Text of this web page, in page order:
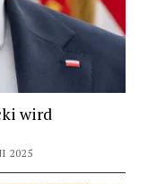
wird
2025